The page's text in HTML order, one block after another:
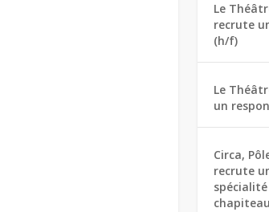
Le
recrute
(h/f)
Le
un
Circa,
recrute